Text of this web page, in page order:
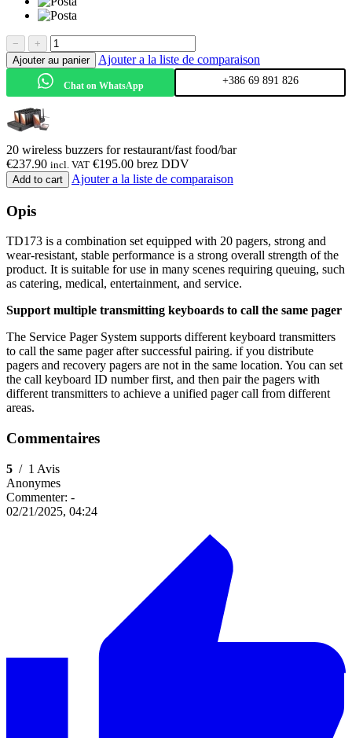
−
+
Ajouter au panier
Ajouter a la liste de comparaison
Chat on WhatsApp +386 69 891 826
20 wireless buzzers for restaurant/fast food/bar
€237.90 incl. VAT €195.00 brez DDV
Add to cart Ajouter a la liste de comparaison
Opis
TD173 is a combination set equipped with 20 pagers, strong and
wear-resistant, stable performance is a strong overall strength of the
product. It is suitable for use in many scenes requiring queuing, such
as catering, medical, entertainment, and service.
Support multiple transmitting keyboards to call the same pager
The Service Pager System supports different keyboard transmitters
to call the same pager after successful pairing. if you distribute
pagers and recovery pagers are not in the same location. You can set
the call keyboard ID number first, and then pair the pagers with
different transmitters to achieve a unified pager call from different
areas.
Commentaires
5 / 1 Avis
Anonymes
Commenter: -
02/21/2025, 04:24